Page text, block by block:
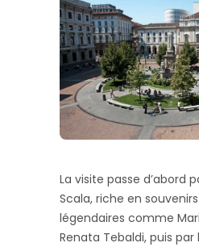
La visite passe d’abord
Scala, riche en
légendaires comme
Renata Tebaldi, puis par